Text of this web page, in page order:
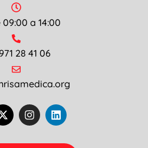
09:00 a 14:00
28 41 06